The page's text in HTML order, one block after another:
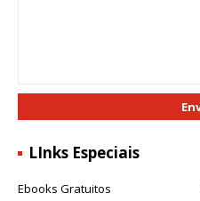
LInks Especiais
Ebooks Gratuitos